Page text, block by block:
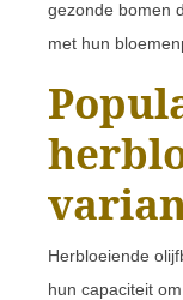
gezonde bomen
met hun
Herbloeiende
hun capaciteit